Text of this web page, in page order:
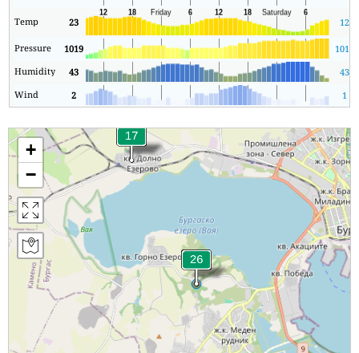
Temp 23 12
Pressure 1019 1012
Humidity
43 43
Wind
2 1
+
−